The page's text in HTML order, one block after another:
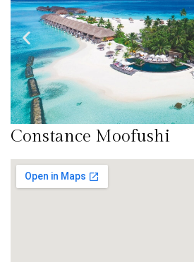
Constance Moofushi